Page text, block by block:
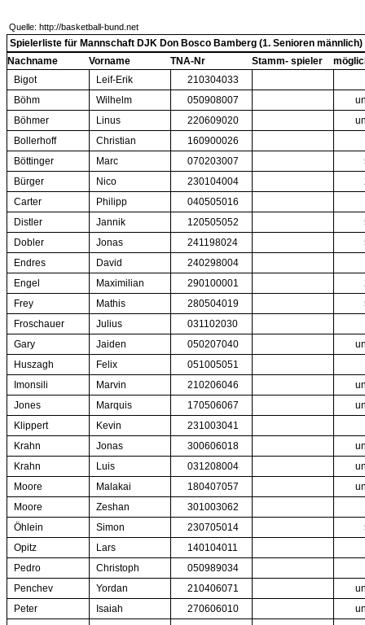
Quelle: http://basketball-bund.net
Spielerliste für Mannschaft DJK Don Bosco Bamberg (1. Senioren männlich)
Nachname
Vorname TNA-Nr Stamm- spieler
Bigot
Leif-Erik
210304033
Böhm
Wilhelm 050908007
Böhmer
Linus 220609020
Bollerhoff
Christian
160900026
Böttinger
Marc 070203007
Bürger
Nico 230104004
Carter
Philipp
040505016
Distler
Jannik 120505052
Dobler
Jonas 241198024
Endres
David
240298004
Engel
Maximilian 290100001
Frey
Mathis 280504019
Froschauer
Julius
031102030
Gary
Jaiden 050207040
Huszagh
Felix
051005051
Imonsili
Marvin 210206046
Jones
Marquis 170506067
Klippert
Kevin
231003041
Krahn
Jonas 300606018
Krahn
Luis 031208004
Moore
Malakai 180407057
Moore
Zeshan
301003062
Öhlein
Simon 230705014
Opitz
Lars
140104011
Pedro
Christoph
050989034
Penchev
Yordan 210406071
Peter
Isaiah 270606010